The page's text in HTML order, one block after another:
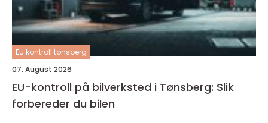
Eu kontroll tønsberg
07. August 2026
EU-kontroll på bilverksted i Tønsberg: Slik
forbereder du bilen